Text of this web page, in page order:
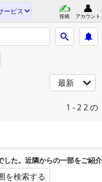
ービス
投稿 アカウント
最新
1 - 22 の
した。近隣からの一部をご紹介
を検索する